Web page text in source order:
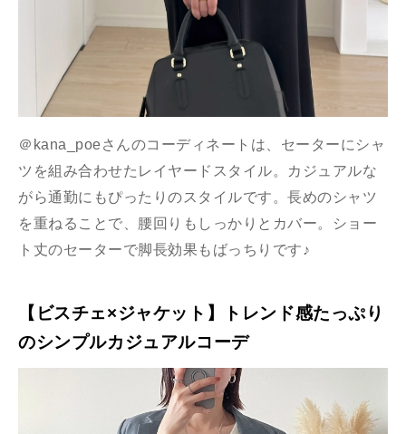
＠kana_poeさんのコーディネートは、セーターにシャ
ツを組み合わせたレイヤードスタイル。カジュアルな
がら通勤にもぴったりのスタイルです。長めのシャツ
を重ねることで、腰回りもしっかりとカバー。ショー
ト丈のセーターで脚長効果もばっちりです♪
【ビスチェ×ジャケット】トレンド感たっぷり
のシンプルカジュアルコーデ